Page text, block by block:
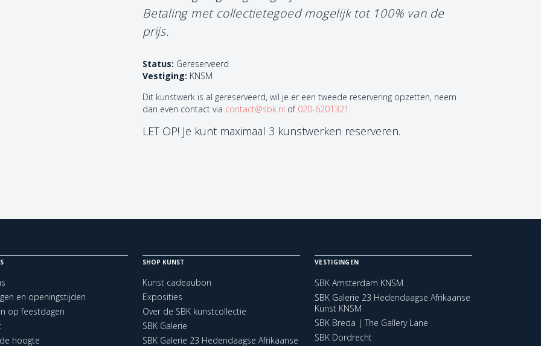
Betaling met collectietegoed mogelijk tot 100% van de
prijs.
Status: Gereserveerd
Vestiging: KNSM
Dit kunstwerk is al gereserveerd, wil je er een tweede reservering opzetten, neem
dan even contact via contact@sbk.nl of 020-6201321 .
LET OP! Je kunt maximaal 3 kunstwerken reserveren.
en openingstijden
op feestdagen
hoogte
SHOP KUNST
Kunst cadeaubon
Exposities
Over de SBK kunstcollectie
SBK Galerie
SBK Galerie 23 Hedendaagse Afrikaanse
VESTIGINGEN
SBK Amsterdam KNSM
SBK Galerie 23 Hedendaagse Afrikaanse
Kunst KNSM
SBK Breda | The Gallery Lane
SBK Dordrecht